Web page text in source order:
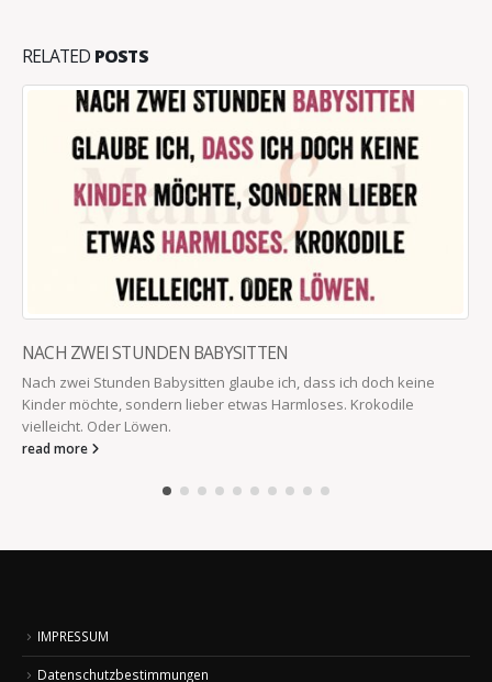
RELATED POSTS
NACH ZWEI STUNDEN BABYSITTEN
Nach zwei Stunden Babysitten glaube ich, dass ich doch keine
Kinder möchte, sondern lieber etwas Harmloses. Krokodile
vielleicht. Oder Löwen.
read more
IMPRESSUM
Datenschutzbestimmungen